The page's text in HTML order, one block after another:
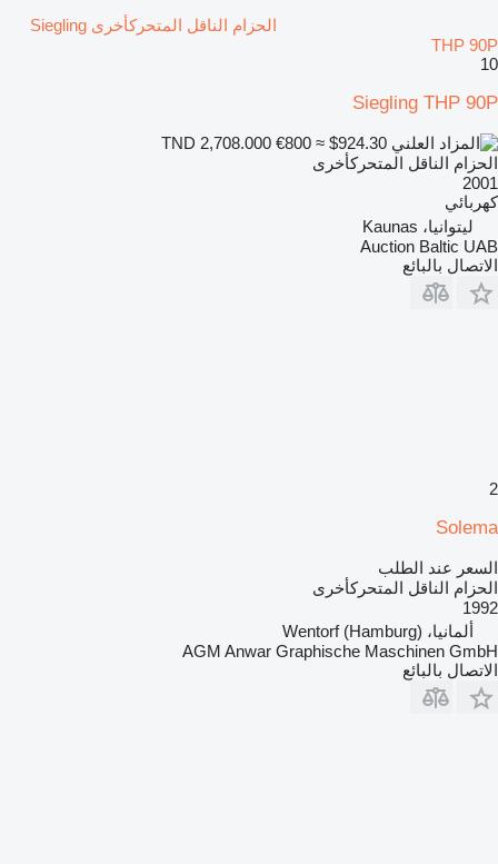
الحزام الناقل المتحركأخرى Siegling
THP 90P
10
Siegling THP 90P
€800 ≈ $924.30
الحزام الناقل المتحركأخرى
2001
كهربائي
ليتوانيا، Kaunas
Auction Baltic UAB
الاتصال بالبائع
2
Solema
السعر عند الطلب
الحزام الناقل المتحركأخرى
1992
ألمانيا، Wentorf (Hamburg)
AGM Anwar Graphische Maschinen GmbH
الاتصال بالبائع